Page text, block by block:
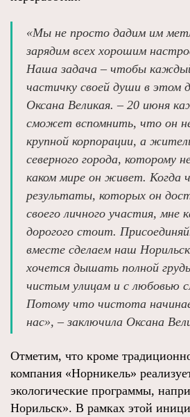
«Мы не просто дадим им
зарядим всех хорошим
Наша задача – чтобы
частичку своей души в этом
Оксана Великая. – 20 июня
сможет вспомнить, что он
крупной корпорации, а
северного города, которому
каком мире он живет. Когда
результаты, которых он
своего личного участия,
дорогого стоит.
вместе сделаем наш
хочется дышать полной
чистым улицам и с любовью
Потому что чистота
нас», – заключила Оксана
Отметим, что кроме
компания «Норникель»
экологические программы,
Норильск». В рамках этой